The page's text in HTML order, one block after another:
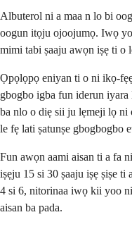
Albuterol ni a maa n lo bi
oogun itọju ojoojumọ. Iwọ
mimi tabi ṣaaju awọn iṣẹ ti o
Ọpọlọpọ eniyan ti o ni ikọ-
gbogbo igba fun iderun
ba nlo o diẹ sii ju lẹmeji lọ ni
le fẹ lati ṣatunṣe gbogbogbo
Fun awọn aami aisan ti a fa
iṣẹju 15 si 30 ṣaaju iṣẹ ṣiṣe
4 si 6, nitorinaa iwọ kii yoo
aisan ba pada.